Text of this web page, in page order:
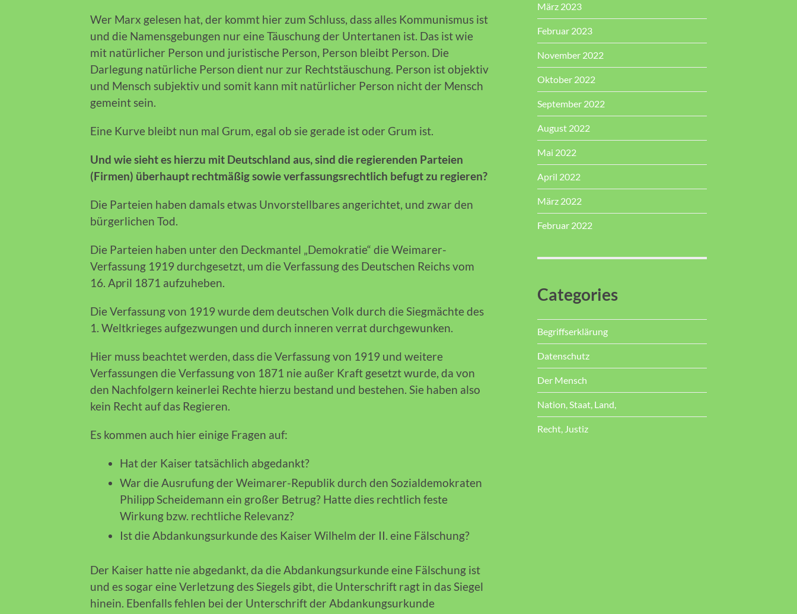
Wer Marx gelesen hat, der kommt hier zum Schluss, dass alles Kommunismus ist
und die Namensgebungen nur eine Täuschung der Untertanen ist. Das ist wie
mit natürlicher Person und juristische Person, Person bleibt Person. Die
Darlegung natürliche Person dient nur zur Rechtstäuschung. Person ist objektiv
und Mensch subjektiv und somit kann mit natürlicher Person nicht der Mensch
gemeint sein.
Eine Kurve bleibt nun mal Grum, egal ob sie gerade ist oder Grum ist.
Und wie sieht es hierzu mit Deutschland aus, sind die regierenden Parteien
(Firmen) überhaupt rechtmäßig sowie verfassungsrechtlich befugt zu regieren?
Die Parteien haben damals etwas Unvorstellbares angerichtet, und zwar den
bürgerlichen Tod.
Die Parteien haben unter den Deckmantel „Demokratie“ die Weimarer-
Verfassung 1919 durchgesetzt, um die Verfassung des Deutschen Reichs vom
16. April 1871 aufzuheben.
Die Verfassung von 1919 wurde dem deutschen Volk durch die Siegmächte des
1. Weltkrieges aufgezwungen und durch inneren verrat durchgewunken.
Hier muss beachtet werden, dass die Verfassung von 1919 und weitere
Verfassungen die Verfassung von 1871 nie außer Kraft gesetzt wurde, da von
den Nachfolgern keinerlei Rechte hierzu bestand und bestehen. Sie haben also
kein Recht auf das Regieren.
Es kommen auch hier einige Fragen auf:
Hat der Kaiser tatsächlich abgedankt?
War die Ausrufung der Weimarer-Republik durch den Sozialdemokraten
Philipp Scheidemann ein großer Betrug? Hatte dies rechtlich feste
Wirkung bzw. rechtliche Relevanz?
Ist die Abdankungsurkunde des Kaiser Wilhelm der II. eine Fälschung?
Der Kaiser hatte nie abgedankt, da die Abdankungsurkunde eine Fälschung ist
und es sogar eine Verletzung des Siegels gibt, die Unterschrift ragt in das Siegel
hinein. Ebenfalls fehlen bei der Unterschrift der Abdankungsurkunde
März 2023
Februar 2023
November 2022
Oktober 2022
September 2022
August 2022
Mai 2022
April 2022
März 2022
Februar 2022
Categories
Begriffserklärung
Datenschutz
Der Mensch
Nation, Staat, Land,
Recht, Justiz